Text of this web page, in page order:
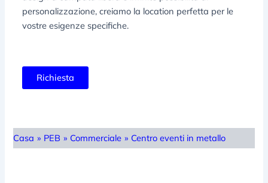
personalizzazione, creiamo la location perfetta per le
vostre esigenze specifiche.
Richiesta
Casa » PEB » Commerciale » Centro eventi in metallo